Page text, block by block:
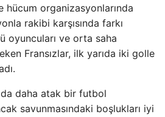
hücum organizasyonlarında
rakibi karşısında farkı
oyuncuları ve orta saha
Fransızlar, ilk yarıda iki golle
daha atak bir futbol
savunmasındaki boşlukları iyi